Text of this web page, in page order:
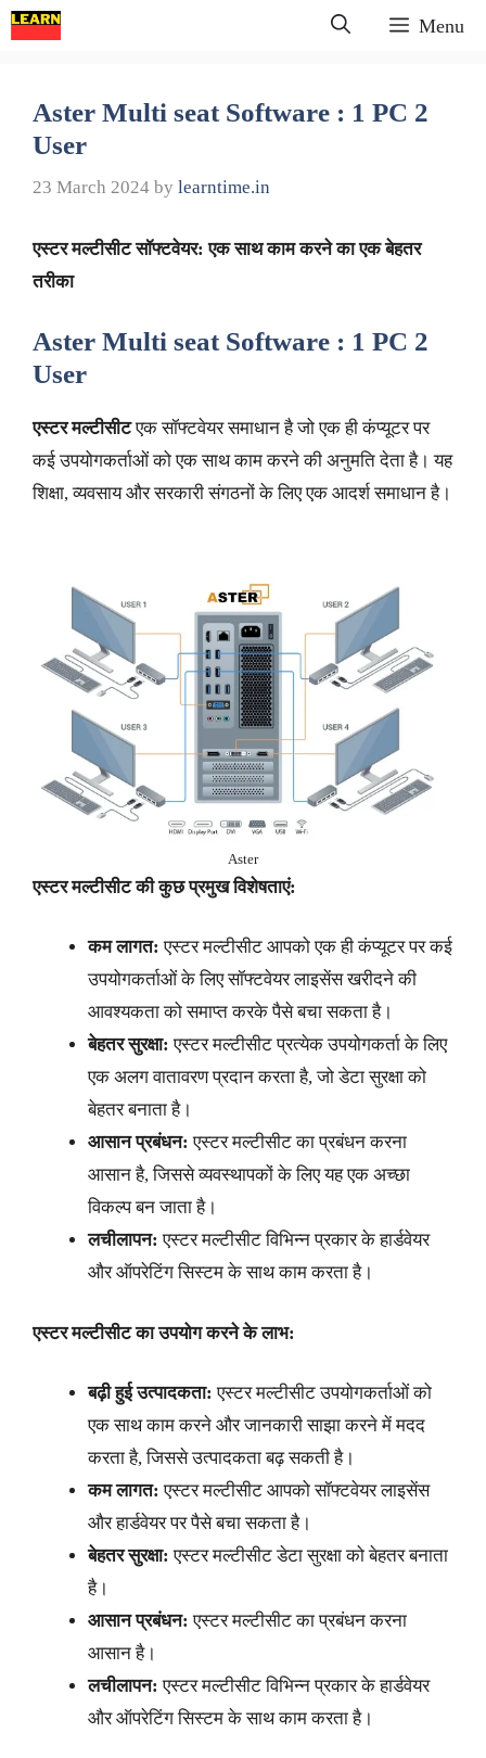
Skip
to
Menu
Aster Multi seat Software : 1 PC 2
User
23 March 2024 by learntime.in
एस्टर मल्टीसीट सॉफ्टवेयर: एक साथ काम करने का एक बेहतर
तरीका
Aster Multi seat Software : 1 PC 2
User
एस्टर मल्टीसीटएक सॉफ्टवेयर समाधान है जो एक ही कंप्यूटर पर
कई उपयोगकर्ताओं को एक साथ काम करने की अनुमति देता है। यह
शिक्षा, व्यवसाय और सरकारी संगठनों के लिए एक आदर्श समाधान है।
Aster
एस्टर मल्टीसीट की कुछ प्रमुख विशेषताएं:
कम लागत: एस्टर मल्टीसीट आपको एक ही कंप्यूटर पर कई
उपयोगकर्ताओं के लिए सॉफ्टवेयर लाइसेंस खरीदने की
आवश्यकता को समाप्त करके पैसे बचा सकता है।
बेहतर सुरक्षा: एस्टर मल्टीसीट प्रत्येक उपयोगकर्ता के लिए
एक अलग वातावरण प्रदान करता है, जो डेटा सुरक्षा को
बेहतर बनाता है।
आसान प्रबंधन: एस्टर मल्टीसीट का प्रबंधन करना
आसान है, जिससे व्यवस्थापकों के लिए यह एक अच्छा
विकल्प बन जाता है।
लचीलापन: एस्टर मल्टीसीट विभिन्न प्रकार के हार्डवेयर
और ऑपरेटिंग सिस्टम के साथ काम करता है।
एस्टर मल्टीसीट का उपयोग करने के लाभ:
बढ़ी हुई उत्पादकता: एस्टर मल्टीसीट उपयोगकर्ताओं को
एक साथ काम करने और जानकारी साझा करने में मदद
करता है, जिससे उत्पादकता बढ़ सकती है।
कम लागत: एस्टर मल्टीसीट आपको सॉफ्टवेयर लाइसेंस
और हार्डवेयर पर पैसे बचा सकता है।
बेहतर सुरक्षा: एस्टर मल्टीसीट डेटा सुरक्षा को बेहतर बनाता
है।
आसान प्रबंधन: एस्टर मल्टीसीट का प्रबंधन करना
आसान है।
लचीलापन: एस्टर मल्टीसीट विभिन्न प्रकार के हार्डवेयर
और ऑपरेटिंग सिस्टम के साथ काम करता है।